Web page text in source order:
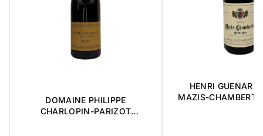
DOMAINE PHILIPPE
CHARLOPIN-PARIZOT
HENRI GUENARD
MAZIS-